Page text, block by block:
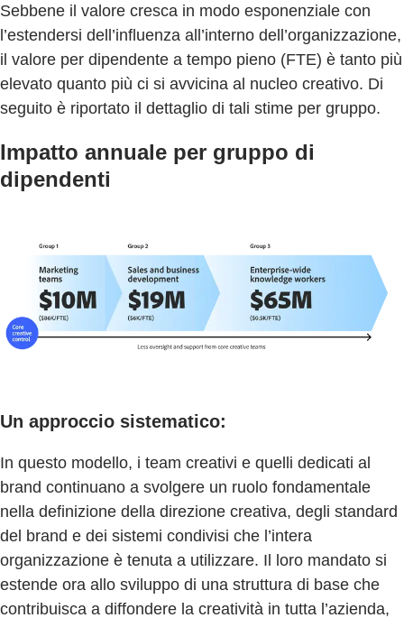
Sebbene il valore cresca in modo esponenziale con
l’estendersi dell’influenza all’interno dell’organizzazione,
il valore per dipendente a tempo pieno (FTE) è tanto più
elevato quanto più ci si avvicina al nucleo creativo. Di
seguito è riportato il dettaglio di tali stime per gruppo.
Impatto annuale per gruppo di
dipendenti
Un approccio sistematico:
In questo modello, i team creativi e quelli dedicati al
brand continuano a svolgere un ruolo fondamentale
nella definizione della direzione creativa, degli standard
del brand e dei sistemi condivisi che l’intera
organizzazione è tenuta a utilizzare. Il loro mandato si
estende ora allo sviluppo di una struttura di base che
contribuisca a diffondere la creatività in tutta l’azienda,